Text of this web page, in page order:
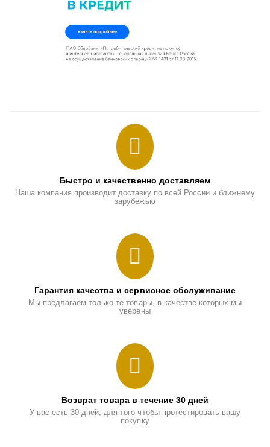
Быстро и качественно доставляем
Наша компания производит доставку по всей России и ближнему
зарубежью
Гарантия качества и сервисное обслуживание
Мы предлагаем только те товары, в качестве которых мы
уверены
Возврат товара в течение 30 дней
У вас есть 30 дней, для того чтобы протестировать вашу
покупку